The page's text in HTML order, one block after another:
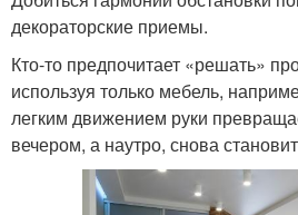
декораторские приемы.
Кто-то предпочитает «решать»
используя только мебель,
легким движением руки
вечером, а наутро, снова